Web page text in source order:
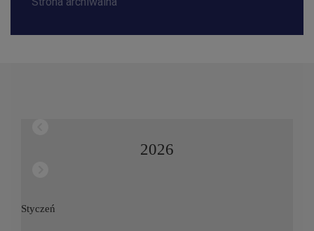
2026
Styczeń